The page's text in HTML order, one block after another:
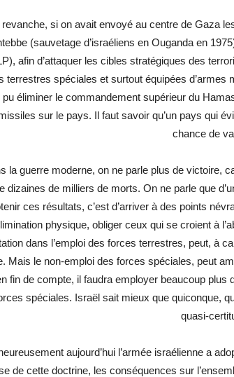
revanche, si on avait envoyé au centre de Gaza
(sauvetage d’israéliens en Ouganda en
afin d’attaquer les cibles stratégiques des
terrestres spéciales et surtout équipées d’armes
pu éliminer le commandement supérieur du
sur le pays. Il faut savoir qu’un pays qui
chance de
la guerre moderne, on ne parle plus de victoire,
dizaines de milliers de morts. On ne parle que
ces résultats, c’est d’arriver à des points
physique, obliger ceux qui se croient à
dans l’emploi des forces terrestres, peut, à
Mais le non-emploi des forces spéciales, peut
fin de compte, il faudra employer beaucoup plus
spéciales. Israël sait mieux que quiconque,
quasi-
aujourd’hui l’armée israélienne a
de cette doctrine, les conséquences sur